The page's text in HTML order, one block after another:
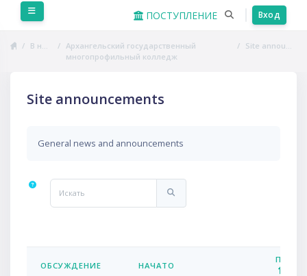
Перейти к основному содержанию
ПОСТУПЛЕНИЕ Вход
В начало
Архангельский государственный
многопрофильный колледж
Site announcements
Site announcements
General news and announcements
Искать
СТАТУС
ОБСУЖДЕНИЕ НАЧАТО